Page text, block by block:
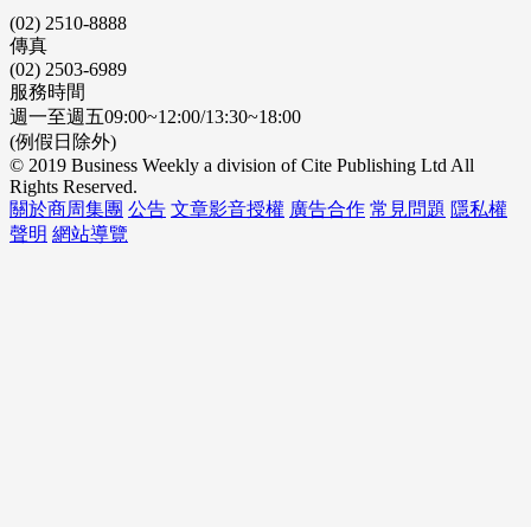
(02) 2510-8888
傳真
(02) 2503-6989
服務時間
週一至週五09:00~12:00/13:30~18:00
(例假日除外)
© 2019 Business Weekly a division of Cite Publishing Ltd All
Rights Reserved.
關於商周集團 公告 文章影音授權 廣告合作 常見問題 隱私權
聲明 網站導覽